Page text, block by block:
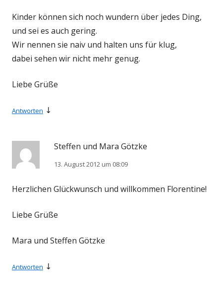
Kinder können sich noch wundern über jedes Ding,
und sei es auch gering.
Wir nennen sie naiv und halten uns für klug,
dabei sehen wir nicht mehr genug.
Liebe Grüße
Antworten ↓
Steffen und Mara Götzke
13. August 2012 um 08:09
Herzlichen Glückwunsch und willkommen Florentine!
Liebe Grüße
Mara und Steffen Götzke
Antworten ↓